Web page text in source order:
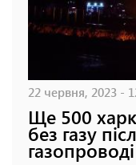
22 червня, 2023 -
Ще 500
без газу
газопроводі